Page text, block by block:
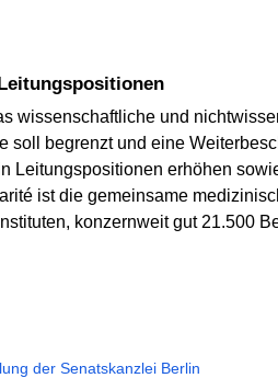
Leitungspositionen
wissenschaftliche und
soll begrenzt und eine
Leitungspositionen erhöhen
ist die gemeinsame
konzernweit gut 21.500
der Senatskanzlei Berlin